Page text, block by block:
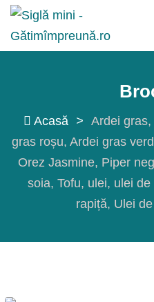
Sări
conținut
Acasă > Ardei gras
gras roșu Ardei gras
Orez Jasmine Piper
soia Tofu ulei ulei de
rapiță Ulei